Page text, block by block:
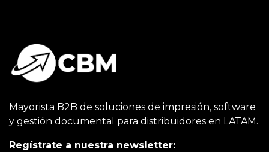
Mayorista B2B de soluciones de impresión, software
y gestión documental para distribuidores en LATAM.
Regístrate a nuestra newsletter: